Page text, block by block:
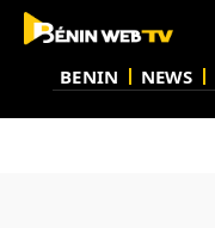
BENIN NEWS